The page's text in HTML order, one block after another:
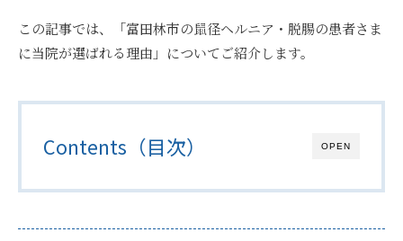
この記事では、「富田林市の鼠径ヘルニア・脱腸の患者さま
に当院が選ばれる理由」についてご紹介します。
OPEN
Contents（目次）